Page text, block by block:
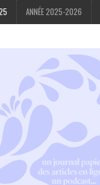
ANNÉE 2025-2026